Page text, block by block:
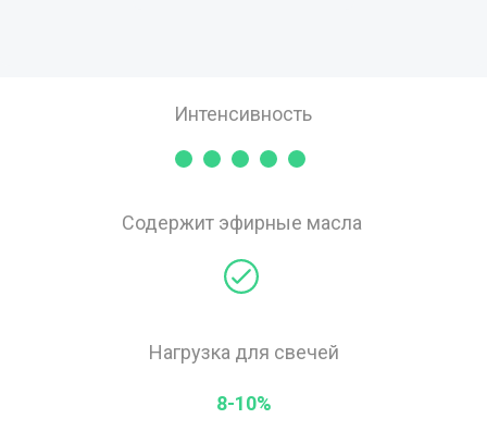
Интенсивность
Содержит эфирные масла
Нагрузка для свечей
8-10%